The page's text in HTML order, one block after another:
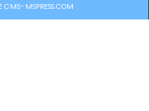
CMS-MSPRESS.COM